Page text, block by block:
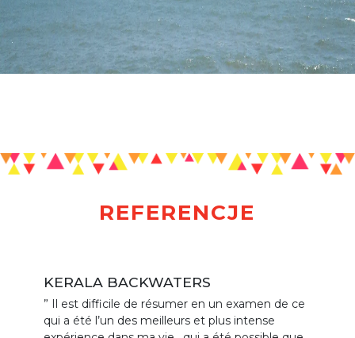
REFERENCJE
KERALA BACKWATERS
” Il est difficile de résumer en un examen de ce
qui a été l’un des meilleurs et plus intense